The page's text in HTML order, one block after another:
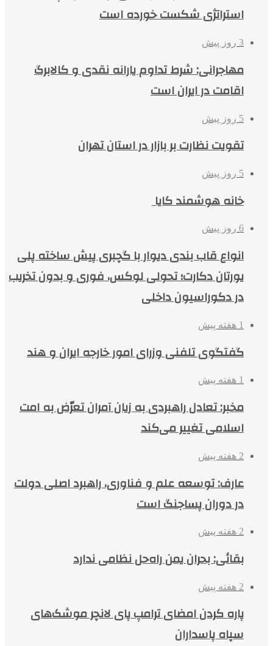
استراتژی شکست خورده است
3 روز پیش
مهاجرانی: شرط تداوم یارانه نقدی و کالابرگ
اقامت در ایران است
5 روز پیش
تقویت نظارت بر بازار در استان تهران
5 روز پیش
خانه هوشمند کایا
6 روز پیش
انواع قاب بندی دیوار با گچبری پیش ساخته پلی
یورتان دکارت؛ تحولی لوکس، فوری و بدون تخریب
در دکوراسیون داخلی
1 هفته پیش
گفتگوی تلفنی وزرای امور خارجه ایران و هند
1 هفته پیش
مخبر: تعادل راهبردی به زیان آمران تعرّض به امت
اسلامی تغییر می‌کند
2 هفته پیش
عارف: توسعه علم و فناوری، راهبرد اصلی دولت
در دوران پساجنگ است
2 هفته پیش
بقائی: بحران یمن راه‌حل نظامی ندارد
2 هفته پیش
پاره کردن امضای ترامپ پای لانچر موشک‌های
سپاه پاسداران